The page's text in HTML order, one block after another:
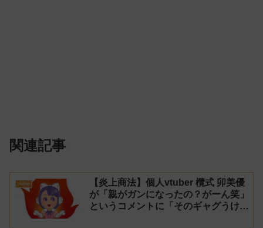
関連記事
vtuber
【炎上商法】個人vtuber 欖式 卯美優
が「親がガンになったの？がーん笑」
というコメントに「そのギャグうけ